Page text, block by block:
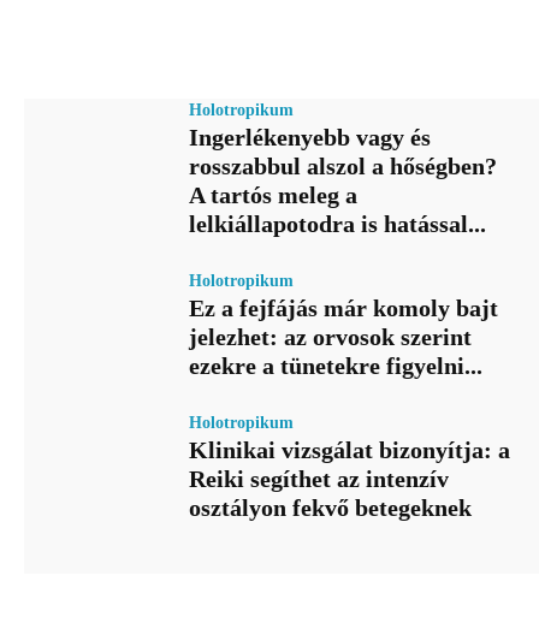
Holotropikum
Ingerlékenyebb vagy és
rosszabbul alszol a hőségben?
A tartós meleg a
lelkiállapotodra is hatással...
Holotropikum
Ez a fejfájás már komoly bajt
jelezhet: az orvosok szerint
ezekre a tünetekre figyelni...
Holotropikum
Klinikai vizsgálat bizonyítja: a
Reiki segíthet az intenzív
osztályon fekvő betegeknek